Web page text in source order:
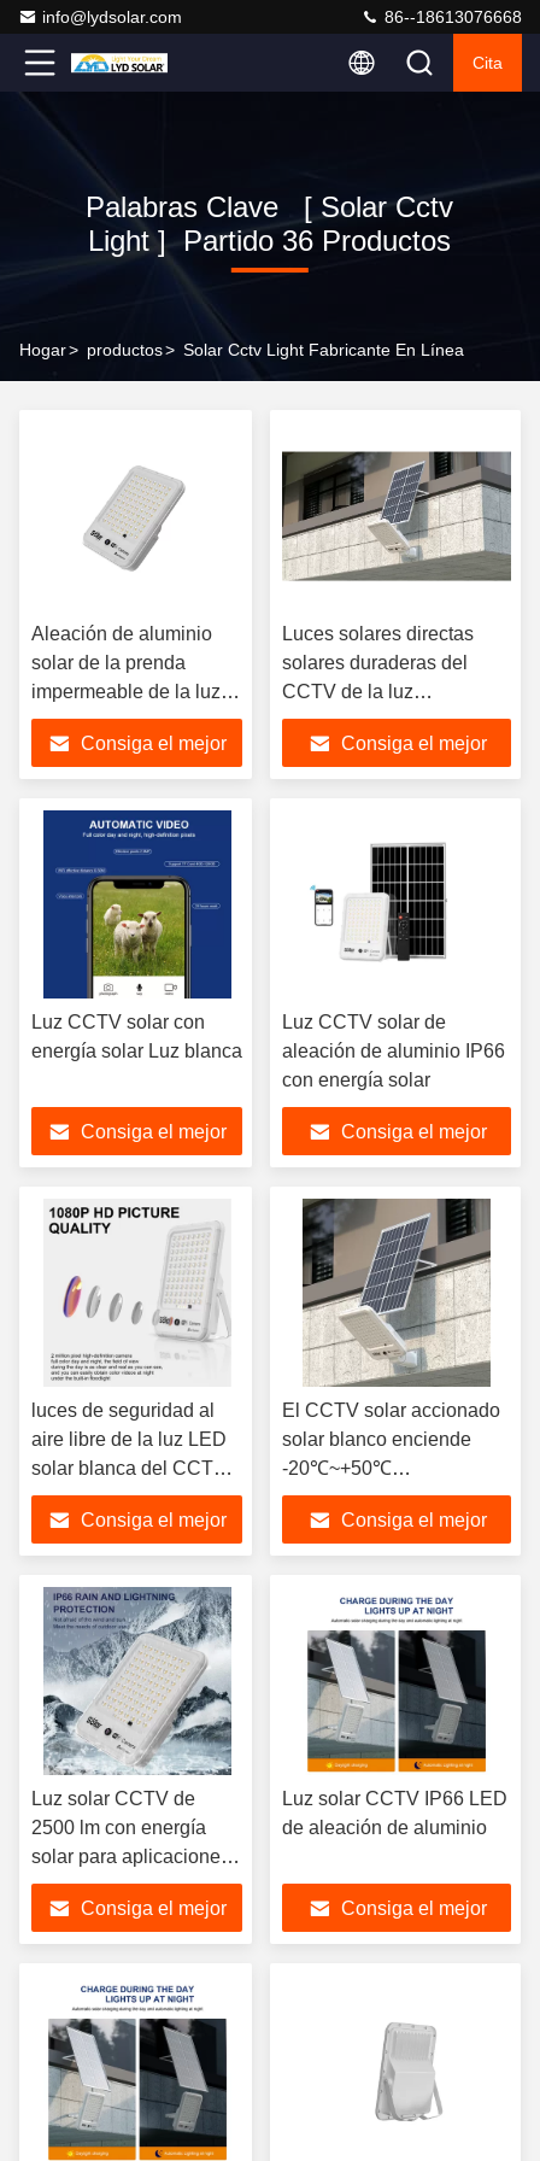
info@lydsolar.com 86--18613076668
Cita
Palabras Clave [ Solar Cctv
Light ] Partido 36 Productos
Hogar> productos> Solar Cctv Light Fabricante En Línea
Aleación de aluminio
solar de la prenda
impermeable de la luz
IP66 del CCTV del LED
confiableConsiga el mejor
Luces solares directas
solares duraderas del
CCTV de la luz
350*530*17m m del CCTV
Consiga el mejor
Luz CCTV solar con
energía solar Luz blanca
Consiga el mejor
Luz CCTV solar de
aleación de aluminio IP66
con energía solar
Consiga el mejor
luces de seguridad al
aire libre de la luz LED
solar blanca del CCTV
5.2kg
Consiga el mejor
El CCTV solar accionado
solar blanco enciende
-20℃~+50℃
350*530*17m m
Consiga el mejor
Luz solar CCTV de
2500 lm con energía
solar para aplicaciones
de seguridad
Consiga el mejor
Luz solar CCTV IP66 LED
de aleación de aluminio
Consiga el mejor